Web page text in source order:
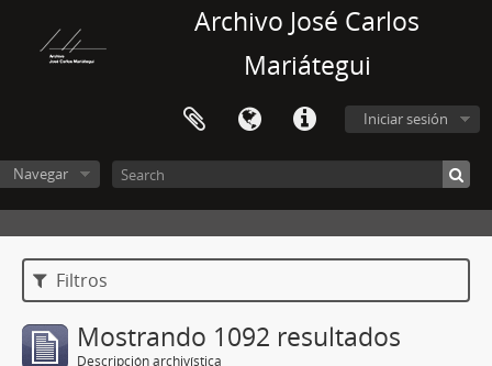
Archivo José Carlos
Mariátegui
Iniciar sesión
Navegar
Filtros
Mostrando 1092 resultados
Descripción archivística